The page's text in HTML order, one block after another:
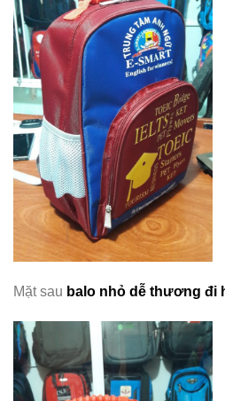
Mặt sau balo nhỏ dễ thương đi